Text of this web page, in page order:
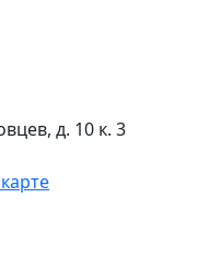
д. 10 к. 3